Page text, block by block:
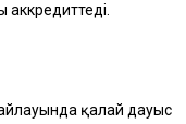
қалай дауыс